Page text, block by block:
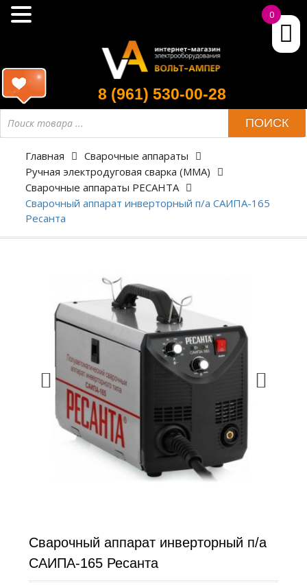
8 (961) 530-00-28
ПОИСК
Главная
Сварочные аппараты
Ручная электродуговая сварка (ММА)
Сварочные аппараты РЕСАНТА
Сварочный аппарат инверторный п/а САИПА-165
Ресанта
Сварочный аппарат инверторный п/а
САИПА-165 Ресанта
0